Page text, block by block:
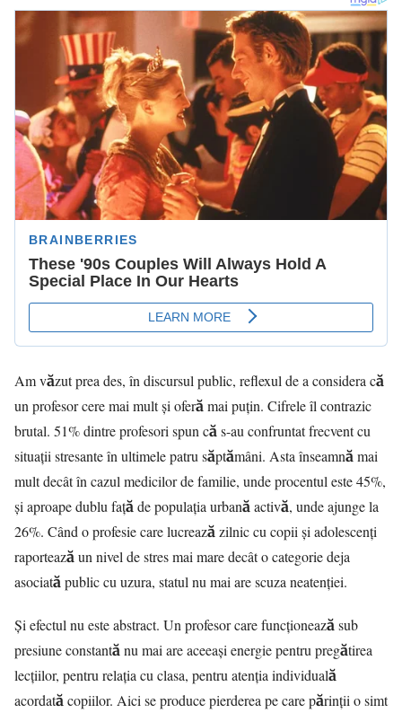
Am văzut prea des, în discursul public, reflexul de a considera că
un profesor cere mai mult și oferă mai puțin. Cifrele îl contrazic
brutal. 51% dintre profesori spun că s-au confruntat frecvent cu
situații stresante în ultimele patru săptămâni. Asta înseamnă mai
mult decât în cazul medicilor de familie, unde procentul este 45%,
și aproape dublu față de populația urbană activă, unde ajunge la
26%. Când o profesie care lucrează zilnic cu copii și adolescenți
raportează un nivel de stres mai mare decât o categorie deja
asociată public cu uzura, statul nu mai are scuza neatenției.
Și efectul nu este abstract. Un profesor care funcționează sub
presiune constantă nu mai are aceeași energie pentru pregătirea
lecțiilor, pentru relația cu clasa, pentru atenția individuală
acordată copiilor. Aici se produce pierderea pe care părinții o simt